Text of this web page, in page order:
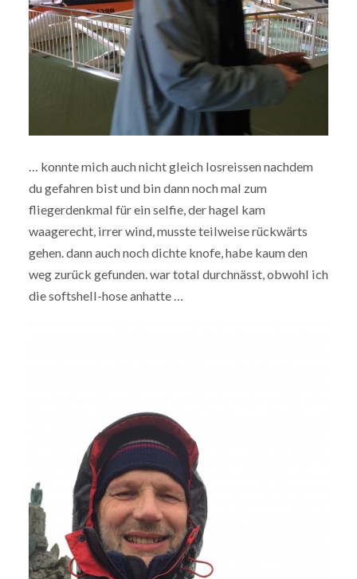
… konnte mich auch nicht gleich losreissen nachdem
du gefahren bist und bin dann noch mal zum
fliegerdenkmal für ein selfie, der hagel kam
waagerecht, irrer wind, musste teilweise rückwärts
gehen. dann auch noch dichte knofe, habe kaum den
weg zurück gefunden. war total durchnässt, obwohl ich
die softshell-hose anhatte …